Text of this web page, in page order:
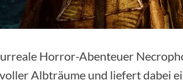
Horror-Abenteuer
Albträume und liefert dabei